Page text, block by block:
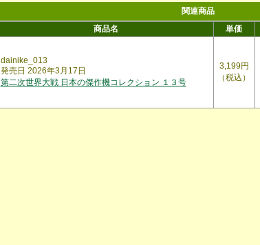
関連商品
商品名
単価
dainike_013
発売日 2026年3月17日
第二次世界大戦 日本の傑作機コレクション １３号
3,199円
（税込）